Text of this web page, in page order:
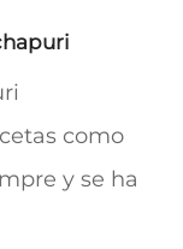
como
y se ha